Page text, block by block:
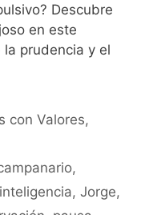
Descubre
en este
prudencia y el
con Valores,
,
inteligencia, Jorge,